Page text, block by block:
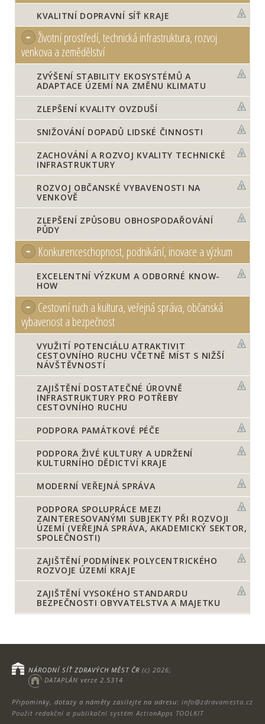
KVALITNÍ DOPRAVNÍ SÍŤ KRAJE
Životní prostředí, technická infrastruktura, rozvoj
venkova a zemědělství
ZVÝŠENÍ STABILITY EKOSYSTÉMŮ A
ADAPTACE ÚZEMÍ NA ZMĚNU KLIMATU
ZLEPŠENÍ KVALITY OVZDUŠÍ
SNIŽOVÁNÍ DOPADŮ LIDSKÉ ČINNOSTI
ZACHOVÁNÍ A ROZVOJ KVALITY TECHNICKÉ
INFRASTRUKTURY
ROZVOJ OBČANSKÉ VYBAVENOSTI NA
VENKOVĚ
ZLEPŠENÍ ZPŮSOBU OBHOSPODAŘOVÁNÍ
PŮDY
Konkurenceschopnost, podnikání, inovace a výzkum
EXCELENTNÍ VÝZKUM A ODBORNÉ KNOW-
HOW
Cestovní ruch a kultura, veřejná správa, občanská
vybavenost a bezpečnost
VYUŽITÍ POTENCIÁLU ATRAKTIVIT
CESTOVNÍHO RUCHU VČETNĚ MÍST S NIŽŠÍ
NÁVŠTĚVNOSTÍ
ZAJIŠTĚNÍ DOSTATEČNÉ ÚROVNĚ
INFRASTRUKTURY PRO POTŘEBY
CESTOVNÍHO RUCHU
PODPORA PAMÁTKOVÉ PÉČE
PODPORA ŽIVÉ KULTURY A UDRŽENÍ
KULTURNÍHO DĚDICTVÍ KRAJE
MODERNÍ VEŘEJNÁ SPRÁVA
PODPORA SPOLUPRÁCE MEZI
ZAINTERESOVANÝMI SUBJEKTY PŘI ROZVOJI
ÚZEMÍ (VEŘEJNÁ SPRÁVA, AKADEMICKÝ SEKTOR,
SPOLEČNOSTI)
ZAJIŠTĚNÍ PODMÍNEK POLYCENTRICKÉHO
ROZVOJE ÚZEMÍ KRAJE
ZAJIŠTĚNÍ VYSOKÉHO STANDARDU
BEZPEČNOSTI OBYVATELSTVA A MAJETKU
Připomínky, dotazy a náměty zasílejte na adresu: info@zdravamesta.cz
Použit redakční a publikační systém ActionApps TOOLKIT
NÁRODNÍ SÍŤ ZDRAVÝCH MĚST ČR (c) 2026;
DATAPLÁN verze 2.5314